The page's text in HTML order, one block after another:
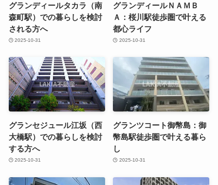
グランディールタカラ（南
森町駅）での暮らしを検討
される方へ
2025-10-31
グランディールＮＡＭＢ
Ａ：桜川駅徒歩圏で叶える
都心ライフ
2025-10-31
グランセジュール江坂（西
大橋駅）での暮らしを検討
する方へ
2025-10-31
グランツコート御幣島：御
幣島駅徒歩圏で叶える暮ら
し
2025-10-31